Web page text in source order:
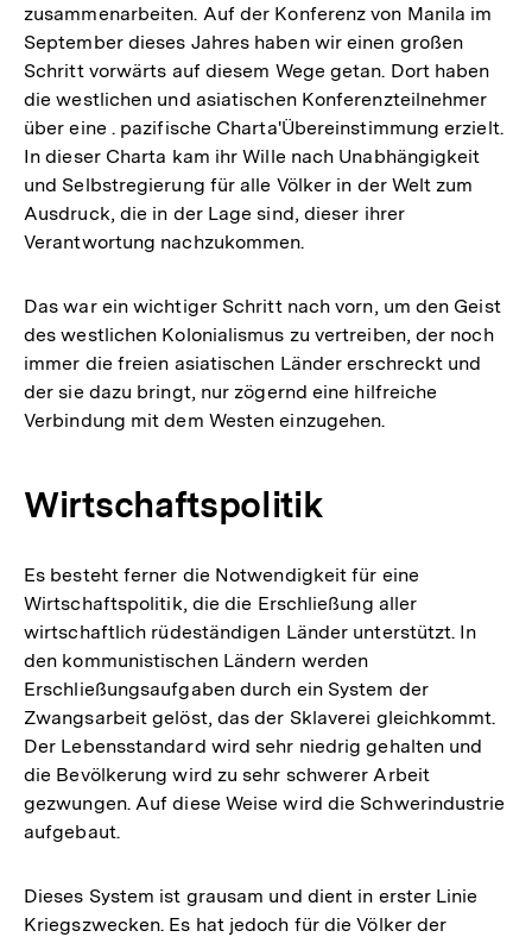
zusammenarbeiten. Auf der Konferenz von Manila im
September dieses Jahres haben wir einen großen
Schritt vorwärts auf diesem Wege getan. Dort haben
die westlichen und asiatischen Konferenzteilnehmer
über eine . pazifische Charta'Übereinstimmung erzielt.
In dieser Charta kam ihr Wille nach Unabhängigkeit
und Selbstregierung für alle Völker in der Welt zum
Ausdruck, die in der Lage sind, dieser ihrer
Verantwortung nachzukommen.
Das war ein wichtiger Schritt nach vorn, um den Geist
des westlichen Kolonialismus zu vertreiben, der noch
immer die freien asiatischen Länder erschreckt und
der sie dazu bringt, nur zögernd eine hilfreiche
Verbindung mit dem Westen einzugehen.
Wirtschaftspolitik
Es besteht ferner die Notwendigkeit für eine
Wirtschaftspolitik, die die Erschließung aller
wirtschaftlich rüdeständigen Länder unterstützt. In
den kommunistischen Ländern werden
Erschließungsaufgaben durch ein System der
Zwangsarbeit gelöst, das der Sklaverei gleichkommt.
Der Lebensstandard wird sehr niedrig gehalten und
die Bevölkerung wird zu sehr schwerer Arbeit
gezwungen. Auf diese Weise wird die Schwerindustrie
aufgebaut.
Dieses System ist grausam und dient in erster Linie
Kriegszwecken. Es hat jedoch für die Völker der